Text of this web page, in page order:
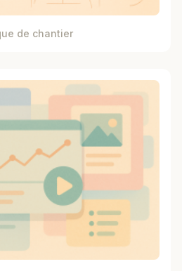
de chantier